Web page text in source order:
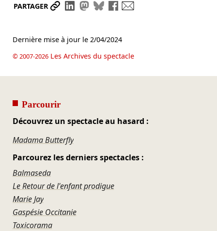
PARTAGER Partager le lien
Partager sur LinkedIn
Partager sur Mastodon
Partager sur Bluesky
Partager sur Facebook
Dernière mise à jour le 2/04/2024
© 2007-2026Les Archives du spectacle
Parcourir
Découvrez un spectacle au hasard :
Madama Butterfly
Parcourez les derniers spectacles :
Balmaseda
Le Retour de l'enfant prodigue
Marie Jay
Gaspésie Occitanie
Toxicorama